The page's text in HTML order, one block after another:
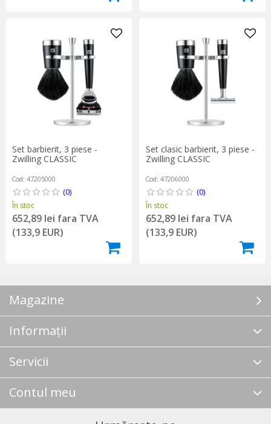
Set barbierit, 3 piese -
Zwilling CLASSIC
Cod: 47205000
(0)
În stoc
652,89 lei fara TVA
(133,9 EUR)
Set clasic barbierit, 3 piese -
Zwilling CLASSIC
Cod: 47206000
(0)
În stoc
652,89 lei fara TVA
(133,9 EUR)
Magazine
Informații
Servicii
Contul meu